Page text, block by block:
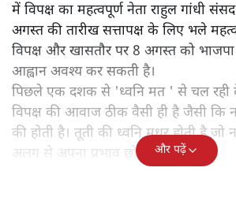
में विपक्ष का महत्वपूर्ण नेता राहुल गांधी
अगस्त की तारीख सत्तापक्ष के लिए भले
विपक्ष और खासतौर पर 8 अगस्त को भाजपा
आह्वान अवश्य कर सकती है।
पिछले एक दशक से 'ध्वनि मत ' से चल रही
विपक्ष की आवाज ठीक वैसी ही है जैसी कि
की होती है। तूती की ध्वनि मधुर होती है जो
अलग से अपना प्रभाव छोड़ती है।और पढ़ें